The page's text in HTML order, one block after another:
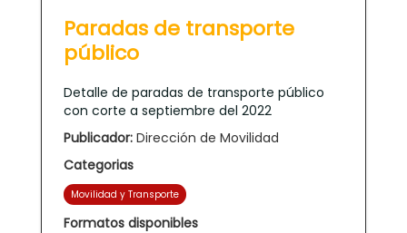
Paradas de transporte
público
Detalle de paradas de transporte público
con corte a septiembre del 2022
Publicador: Dirección de Movilidad
Categorias
Movilidad y Transporte
Formatos disponibles